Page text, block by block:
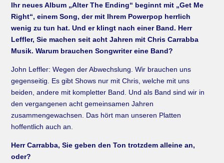
Ihr neues Album „Alter The Ending“ beginnt mit „Get Me
Right“, einem Song, der mit Ihrem Powerpop herrlich
wenig zu tun hat. Und er klingt nach einer Band. Herr
Leffler, Sie machen seit acht Jahren mit Chris Carrabba
Musik. Warum brauchen Songwriter eine Band?
John Leffler: Wegen der Abwechslung. Wir brauchen uns
gegenseitig. Es gibt Shows nur mit Chris, welche mit uns
beiden, andere mit kompletter Band. Und als Band sind wir in
den vergangenen acht gemeinsamen Jahren
zusammengewachsen. Das hört man unseren Platten
hoffentlich auch an.
Herr Carrabba, Sie geben den Ton trotzdem alleine an,
oder?